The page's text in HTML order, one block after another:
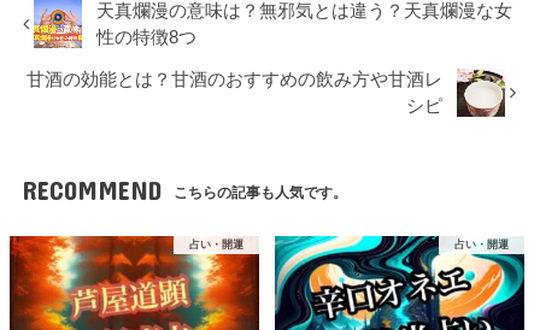
天真爛漫の意味は？無邪気とは違う？天真爛漫な女
性の特徴8つ
甘酒の効能とは？甘酒のおすすめの飲み方や甘酒レ
シピ
RECOMMEND こちらの記事も人気です。
占い・開運 占い・開運